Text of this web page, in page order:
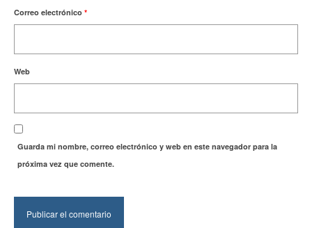
Correo electrónico *
Web
Guarda mi nombre, correo electrónico y web en este navegador para la
próxima vez que comente.